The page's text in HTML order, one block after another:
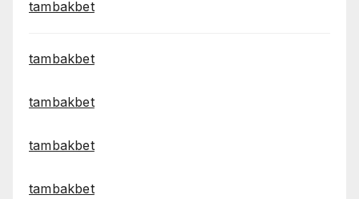
tambakbet
tambakbet
tambakbet
tambakbet
tambakbet